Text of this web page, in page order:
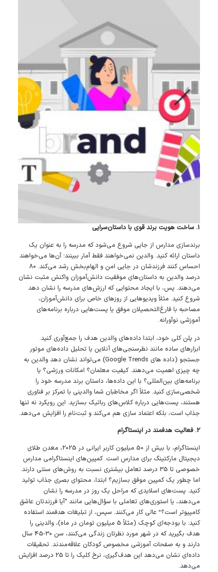
1. ساخت هویت برند قوی با داستان‌سرایی
برندسازی مدارس از جایی شروع می‌شود که مدرسه را به عنوان یک
داستان ارائه کنید. والدین نمی‌خواهند فقط آمار ببینند؛ آن‌ها می‌خواهند
احساس کنند فرزندشان در جایی امن و الهام‌بخش رشد می‌کند. 80
درصد والدین به داستان‌های موفقیت دانش‌آموزان واکنش مثبت نشان
می‌دهند. پس، با ایجاد محتوایی که ارزش‌های مدرسه را نشان دهد
شروع کنید. مثلاً ویدیوهایی از روزهای خاص برای دانش‌آموزان،
مصاحبه با فارغ‌التحصیلان موفق یا پست‌هایی درباره برنامه‌های
آموزشی نوآورانه.
در پلن کلی خود، ابتدا داده‌های والدین هدف را جمع‌آوری کنید.
ابزارهای ساده مانند نظرسنجی‌های آنلاین یا تحلیل داده‌های موتور
جستجو (داده های Google Trends) می‌تواند نشان دهد والدین به
چه چیزی اهمیت می‌دهند. کیفیت معلمان؟ امکانات ورزشی؟ یا
برنامه‌های بین‌المللی؟ با این داده‌ها، داستان برند مدرسه خود را
شخصی‌سازی کنید. مثلاً اگر مخاطبان شما والدینی با تمرکز بر فناوری
هستند، پست‌هایی درباره کلاس‌های رباتیک بسازید. این رویکرد نه تنها
جذاب است، بلکه اعتماد سازی هم می‌کند و ثبت‌نام را افزایش می‌دهد.
2. فعالیت هدفمند در اینستاگرام
اینستاگرام، با بیش از 50 میلیون کاربر ایرانی در 2025، معدن طلای
دیجیتال مارکتینگ برای مدارس است. کمپین‌های اینستاگرامی مدارس
خصوصی تا 35 درصد تعامل بیشتری نسبت به روش‌های سنتی دارند.
اما چطور یک کمپین موفق بسازیم؟ ابتدا، محتوای بصری جذاب تولید
کنید. پست‌های اسلایدی که مراحل یک روز در مدرسه را نشان
می‌دهند، یا استوری‌های تعاملی با سؤال‌هایی مانند “آیا فرزندتان عاشق
کامپیوتر است؟” عالی کار می‌کنند. سپس، از تبلیغات هدفمند استفاده
کنید: با بودجه‌ای کوچک (مثلاً 5 میلیون تومان در ماه)، والدینی را
هدف بگیرید که در شهر مورد نظرتان زندگی می‌کنند، سن 30-45 سال
دارند و به صفحات آموزشی مخصوص کودکان علاقه‌مندند. تحقیقات
داده‌ای نشان می‌دهد این هدف‌گیری، نرخ کلیک را تا 25 درصد افزایش
می‌دهد.